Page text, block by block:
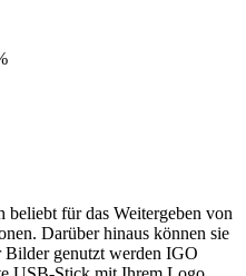
für das Weitergeben von
Darüber hinaus können sie
genutzt werden IGO